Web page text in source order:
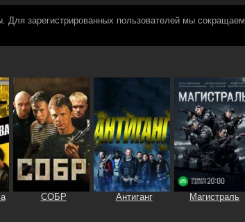
Для зарегистрированных пользователей мы сокращаем
СОБР Антиганг Магистраль